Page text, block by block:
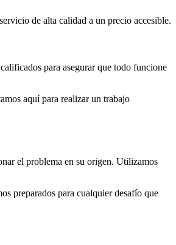
de alta calidad a un precio accesible.
para asegurar que todo funcione
aquí para realizar un trabajo
el problema en su origen. Utilizamos
preparados para cualquier desafío que